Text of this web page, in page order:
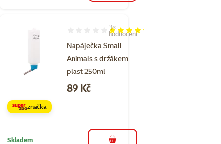
Napáječka Small
Animals s držákem
plast 250ml
Hodnocení 85%, počet hodnocení: 11
11×
hodnocení
Cena
89 Kč
značka
Skladem